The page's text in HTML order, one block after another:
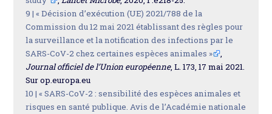
9 | « Décision d’exécution (UE) 2021/788 de la
Commission du 12 mai 2021 établissant des règles pour
la surveillance et la notification des infections par le
SARS-CoV-2 chez certaines espèces animales »
,
Journal officiel de l’Union européenne, L. 173, 17 mai 2021.
Sur op.europa.eu
10 | « SARS-CoV-2 : sensibilité des espèces animales et
risques en santé publique. Avis de l’Académie nationale